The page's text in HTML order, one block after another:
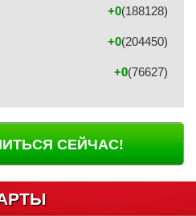
(188128)
+0
(204450)
+0
(76627)
+0
СЕЙЧАС!